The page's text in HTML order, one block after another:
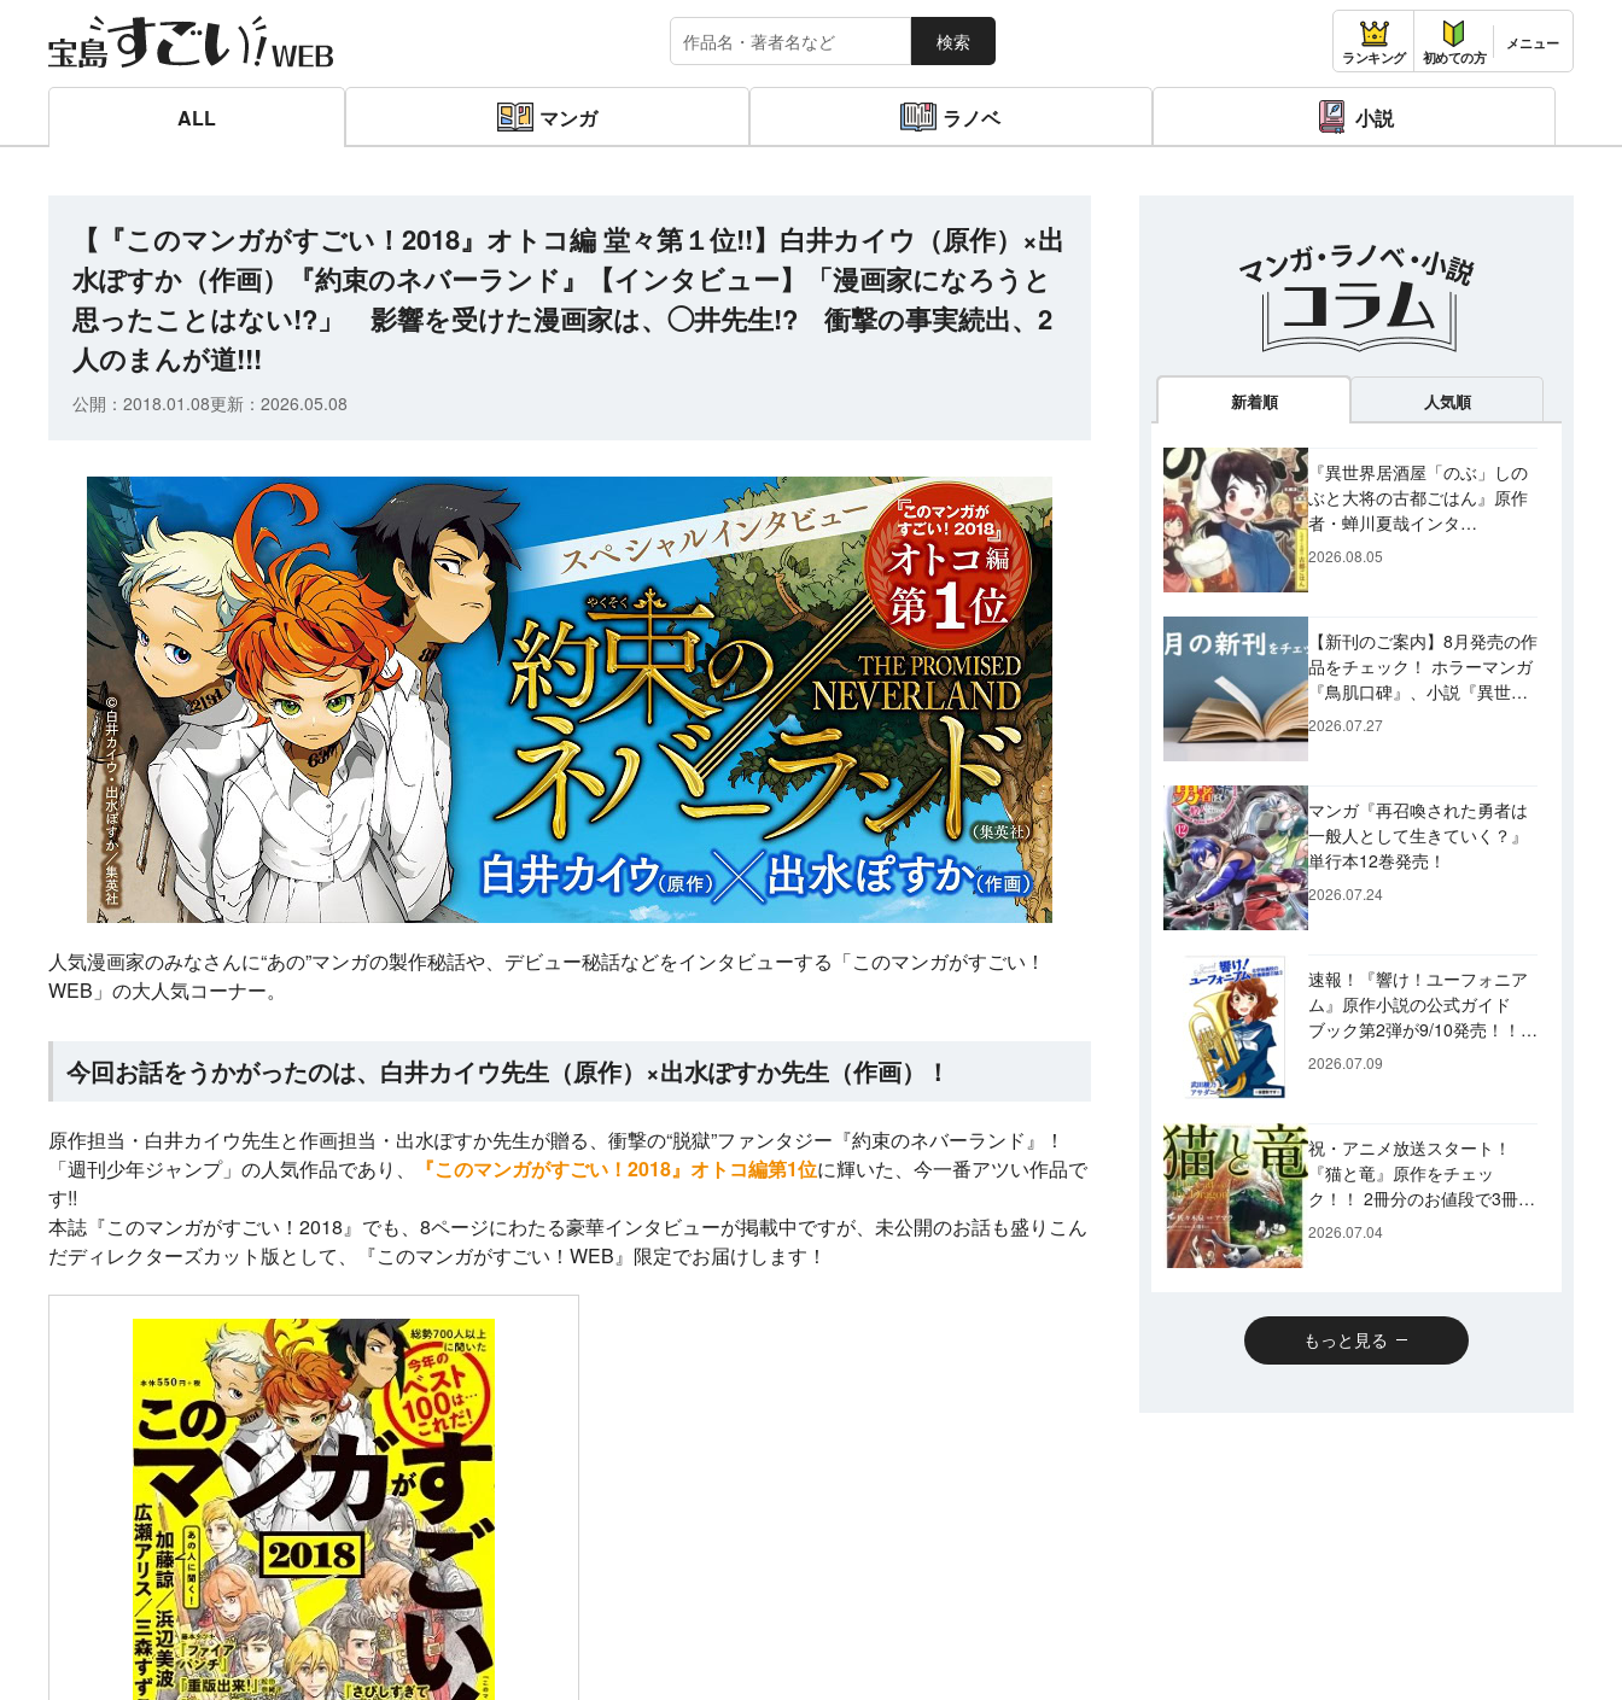
検索
ランキング 初めての方
魔法少女育成計画
2026年秋、TVアニ
メ『魔法少女育成計
定！
こゆれて
紙で復刊！
【試し読み】異世
界でも鍵屋さん
タジー、最終第10巻
好評発売中！
ヒミコの暗号
（上）
女神「異世界転生
何になりたいです
肋骨で」 新装版
賞受賞作。
ALL マンガ ラノベ 小説
【『このマンガがすごい！2018』オトコ編 堂々第１位!!】白井カイウ（原作）×出
水ぽすか（作画）『約束のネバーランド』【インタビュー】「漫画家になろうと
思ったことはない!?」 影響を受けた漫画家は、◯井先生!? 衝撃の事実続出、2
人のまんが道!!!
公開： 2018.01.08更新： 2026.05.08
人気漫画家のみなさんに“あの”マンガの製作秘話や、デビュー秘話などをインタビューする「このマンガがすごい！
WEB」の大人気コーナー。
今回お話をうかがったのは、白井カイウ先生（原作）×出水ぽすか先生（作画）！
原作担当・白井カイウ先生と作画担当・出水ぽすか先生が贈る、衝撃の“脱獄”ファンタジー『約束のネバーランド』！
「週刊少年ジャンプ」の人気作品であり、
『このマンガがすごい！2018』オトコ編第1位に輝いた、今一番アツい作品で
す!!
本誌『このマンガがすごい！2018』でも、8ページにわたる豪華インタビューが掲載中ですが、未公開のお話も盛りこん
だディレクターズカット版として、『このマンガがすごい！WEB』限定でお届けします！
新着順 人気順
『異世界居酒屋「のぶ」しの
ぶと大将の古都ごはん』原作
者・蝉川夏哉インタ
ビュー！ 今後「のぶ」に登
2026.08.05
【新刊のご案内】8月発売の作
品をチェック！ ホラーマンガ
『鳥肌口碑』、小説『異世界
居酒屋「げん」』、文庫『カ
2026.07.27
マンガ『再召喚された勇者は
一般人として生きていく？』
単行本12巻発売！
2026.07.24
速報！『響け！ユーフォニア
ム』原作小説の公式ガイド
ブック第2弾が9/10発売！！
久美子たちが引退した後の書
2026.07.09
祝・アニメ放送スタート！
『猫と竜』原作をチェッ
ク！！ 2冊分のお値段で3冊読
めるスペシャルプライスパッ
2026.07.04
もっと見る